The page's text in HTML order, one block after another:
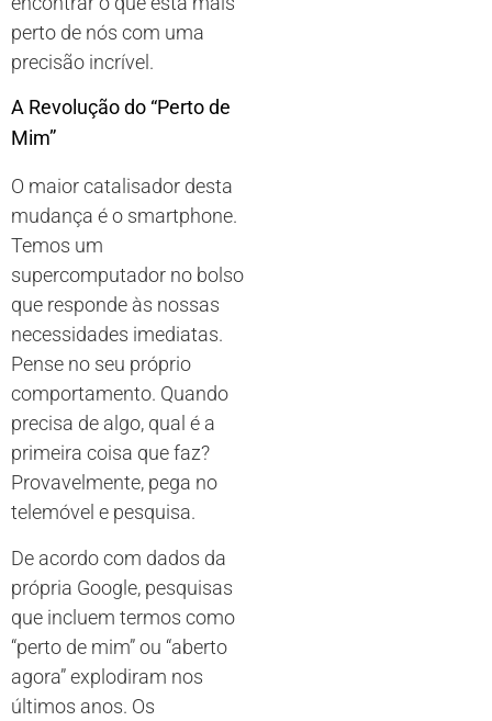
perto de nós com uma
precisão incrível.
A Revolução do “Perto de
Mim”
O maior catalisador desta
mudança é o smartphone.
Temos um
supercomputador no bolso
que responde às nossas
necessidades imediatas.
Pense no seu próprio
comportamento. Quando
precisa de algo, qual é a
primeira coisa que faz?
Provavelmente, pega no
telemóvel e pesquisa.
De acordo com dados da
própria Google, pesquisas
que incluem termos como
“perto de mim” ou “aberto
agora” explodiram nos
últimos anos. Os